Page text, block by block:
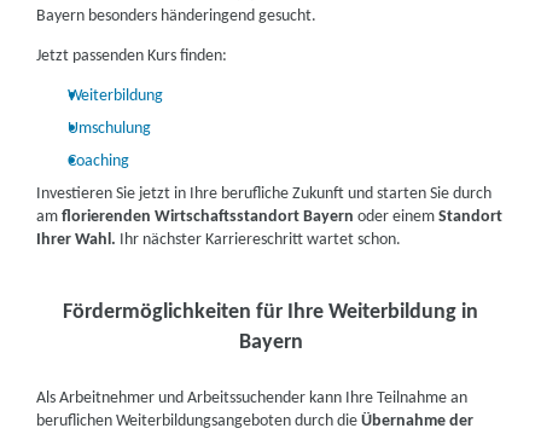
Berufliche Fortbildungszentren der Bayerischen
Wirtschaft (bfz) gGmbH | Bayreuther Str. 6, 91301
Forchheim
weitere Informationen
weitere Informationen
Berufliche Fortbildungszentren der Bayerischen
Wirtschaft (bfz) gGmbH | Troppauer Str. 13, 83395
Bewerbungsprozesses, einschließlich der Erstellung von
Vorstellungsgespräche. Ob zur Steigerung der persönlichen
Herausforderungen: Coachings in Bayern setzen genau dort an,
wo Sie es brauchen.
Formulierung von Anschreiben und Lebenslauf
grafischen Gestaltung Ihrer Unterlagen.
Bayern besonders händeringend gesucht.
Jetzt passenden Kurs finden:
Weiterbildung
Umschulung
Coaching
Investieren Sie jetzt in Ihre berufliche Zukunft und starten Sie durch
amflorierenden Wirtschaftsstandort Bayern oder einemStandort
Ihrer Wahl. Ihr nächster Karriereschritt wartet schon.
Fördermöglichkeiten für Ihre Weiterbildung in
Bayern
Als Arbeitnehmer und Arbeitssuchender kann Ihre Teilnahme an
beruflichen Weiterbildungsangeboten durch dieÜbernahme der